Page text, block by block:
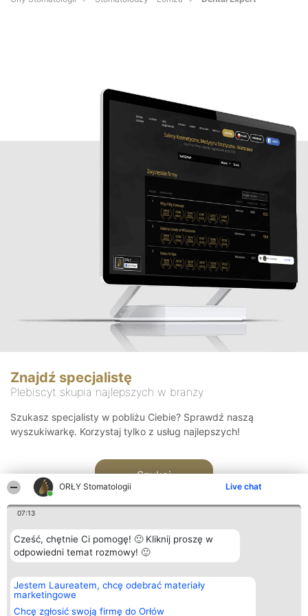
ORŁY Stomatologii Live chat
07:13
Cześć, chętnie Ci pomogę! 🙂 Kliknij proszę w
odpowiedni temat rozmowy! 🙂
Jestem Laureatem, chcę odebrać materiały
marketingowe
Chcę zgłosić swoją firmę do Orłów
Znajdź specjalistę
Plebiscyt skupia najlepszych w branży
Szukasz specjalisty w pobliżu Ciebie? Sprawdź naszą
wyszukiwarkę. Korzystaj tylko z usług najlepszych!
Szukaj
Organizator plebiscytu
Bright Side Solutions sp. z o.
o. sp. k.
ul. Ruska 22
Plebiscyt
Laureaci
wszystkich
Kontakt
Kontakt